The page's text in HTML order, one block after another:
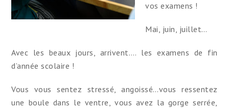
vos examens !
Mai, juin, juillet…
Avec les beaux jours, arrivent…. les examens de fin
d’année scolaire !
Vous vous sentez stressé, angoissé…vous ressentez
une boule dans le ventre, vous avez la gorge serrée,